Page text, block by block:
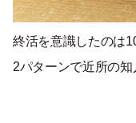
終活を意識したのは
2パターンで近所の知